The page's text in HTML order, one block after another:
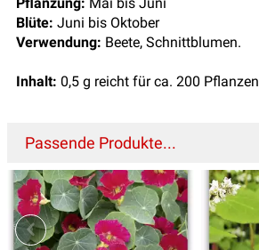
Blüte: Juni bis Oktober
Verwendung: Beete, Schnittblumen.
Inhalt: 0,5 g reicht für ca. 200 Pflanzen
Passende Produkte...